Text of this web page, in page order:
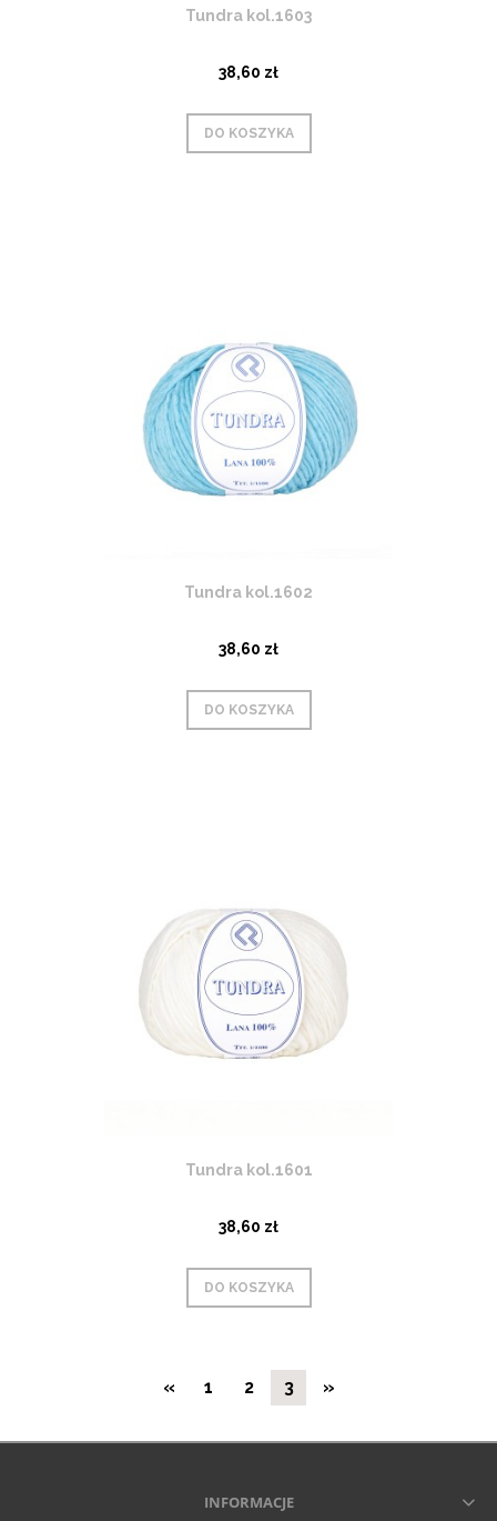
Tundra kol.1603
38,60 zł
DO KOSZYKA
Tundra kol.1602
38,60 zł
DO KOSZYKA
Tundra kol.1601
38,60 zł
DO KOSZYKA
« 1 2 3 »
INFORMACJE